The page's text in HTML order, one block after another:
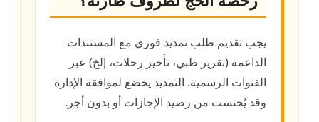
يجب تقديم طلب تمديد فوري مع المستندات
الداعمة (تقرير طبي، تأخير رحلات، إلخ) عبر
القنوات الرسمية. التمديد يخضع لموافقة الإدارة
وقد يُحتسب من رصيد الإجازات أو بدون أجر.